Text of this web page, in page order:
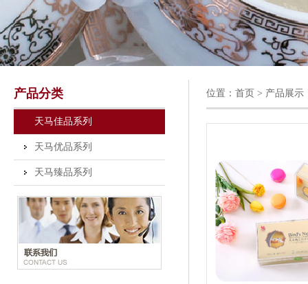
产品分类
天马佳品系列
天马优品系列
天马臻品系列
位置： 首页 > 产品展示